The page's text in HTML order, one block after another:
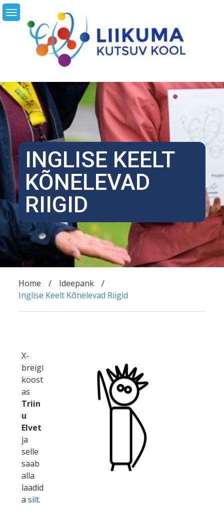
Skip
to
content
INGLISE KEELT
KÕNELEVAD
RIIGID
Home
Ideepank
Inglise Keelt Kõnelevad Riigid
X-
breigi
koost
as
Triin
u
Elvet
ja
selle
saab
alla
laadid
a siit.